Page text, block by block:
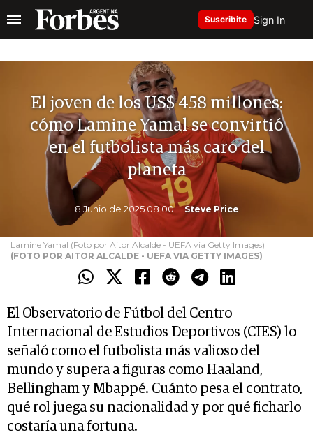
Suscribite Sign In
El joven de los US$ 458 millones:
cómo Lamine Yamal se convirtió
en el futbolista más caro del
planeta
8 Junio de 2025 08.00 Steve Price
Lamine Yamal (Foto por Aitor Alcalde - UEFA via Getty Images)
(FOTO POR AITOR ALCALDE - UEFA VIA GETTY IMAGES)
El Observatorio de Fútbol del Centro
Internacional de Estudios Deportivos (CIES) lo
señaló como el futbolista más valioso del
mundo y supera a figuras como Haaland,
Bellingham y Mbappé. Cuánto pesa el contrato,
qué rol juega su nacionalidad y por qué ficharlo
costaría una fortuna.